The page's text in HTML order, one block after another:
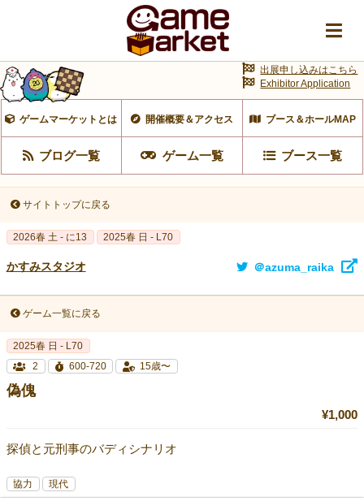
ゲームマーケットとは 開催概要＆アクセス ブース＆ホールMAP
ブログ一覧 ゲーム一覧 ブース一覧
出展申し込みはこちら
Exhibitor Application
サイトトップに戻る
2026春 土 - に13 2025春 日 - L70
かすみスタジオ ＠azuma_raika
ゲーム一覧に戻る
2025春 日 - L70
2
600-720 15歳〜
偽傀
¥1,000
探偵と元刑事のバディシナリオ
協力 現代